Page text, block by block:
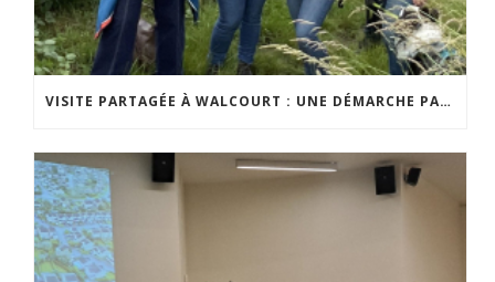
VISITE PARTAGÉE À WALCOURT : UNE DÉMARCHE PARTICIPATIVE ANIMÉE PAR ESPACE ENVIRONNEMENT